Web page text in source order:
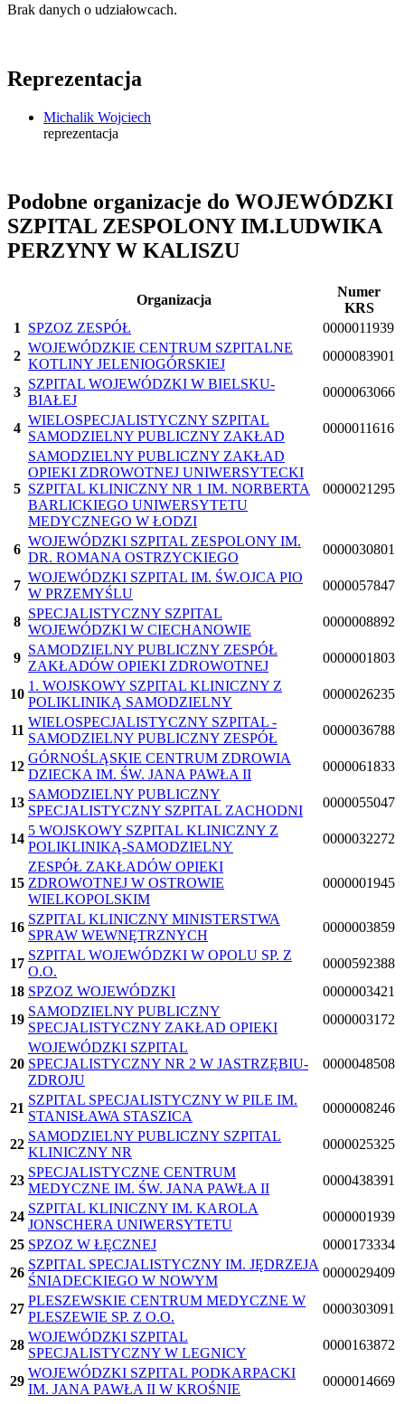
Brak danych o udziałowcach.
Reprezentacja
Michalik Wojciech
reprezentacja
Podobne organizacje do WOJEWÓDZKI
SZPITAL ZESPOLONY IM.LUDWIKA
PERZYNY W KALISZU
Organizacja
Numer
KRS
1
SPZOZ ZESPÓŁ
0000011939
2
WOJEWÓDZKIE CENTRUM SZPITALNE
KOTLINY JELENIOGÓRSKIEJ
0000083901
3
SZPITAL WOJEWÓDZKI W BIELSKU-
BIAŁEJ
0000063066
4
WIELOSPECJALISTYCZNY SZPITAL
SAMODZIELNY PUBLICZNY ZAKŁAD
0000011616
5
SAMODZIELNY PUBLICZNY ZAKŁAD
OPIEKI ZDROWOTNEJ UNIWERSYTECKI
SZPITAL KLINICZNY NR 1 IM. NORBERTA
BARLICKIEGO UNIWERSYTETU
MEDYCZNEGO W ŁODZI
0000021295
6
WOJEWÓDZKI SZPITAL ZESPOLONY IM.
DR. ROMANA OSTRZYCKIEGO
0000030801
7
WOJEWÓDZKI SZPITAL IM. ŚW.OJCA PIO
W PRZEMYŚLU
0000057847
8
SPECJALISTYCZNY SZPITAL
WOJEWÓDZKI W CIECHANOWIE
0000008892
9
SAMODZIELNY PUBLICZNY ZESPÓŁ
ZAKŁADÓW OPIEKI ZDROWOTNEJ
0000001803
10
1. WOJSKOWY SZPITAL KLINICZNY Z
POLIKLINIKĄ SAMODZIELNY
0000026235
11
WIELOSPECJALISTYCZNY SZPITAL -
SAMODZIELNY PUBLICZNY ZESPÓŁ
0000036788
12
GÓRNOŚLĄSKIE CENTRUM ZDROWIA
DZIECKA IM. ŚW. JANA PAWŁA II
0000061833
13
SAMODZIELNY PUBLICZNY
SPECJALISTYCZNY SZPITAL ZACHODNI
0000055047
14
5 WOJSKOWY SZPITAL KLINICZNY Z
POLIKLINIKĄ-SAMODZIELNY
0000032272
15
ZESPÓŁ ZAKŁADÓW OPIEKI
ZDROWOTNEJ W OSTROWIE
WIELKOPOLSKIM
0000001945
16
SZPITAL KLINICZNY MINISTERSTWA
SPRAW WEWNĘTRZNYCH
0000003859
17
SZPITAL WOJEWÓDZKI W OPOLU SP. Z
O.O.
0000592388
18 SPZOZ WOJEWÓDZKI
0000003421
19
SAMODZIELNY PUBLICZNY
SPECJALISTYCZNY ZAKŁAD OPIEKI
0000003172
20
WOJEWÓDZKI SZPITAL
SPECJALISTYCZNY NR 2 W JASTRZĘBIU-
ZDROJU
0000048508
21
SZPITAL SPECJALISTYCZNY W PILE IM.
STANISŁAWA STASZICA
0000008246
22
SAMODZIELNY PUBLICZNY SZPITAL
KLINICZNY NR
0000025325
23
SPECJALISTYCZNE CENTRUM
MEDYCZNE IM. ŚW. JANA PAWŁA II
0000438391
24
SZPITAL KLINICZNY IM. KAROLA
JONSCHERA UNIWERSYTETU
0000001939
25 SPZOZ W ŁĘCZNEJ
0000173334
26
SZPITAL SPECJALISTYCZNY IM. JĘDRZEJA
ŚNIADECKIEGO W NOWYM
0000029409
27
PLESZEWSKIE CENTRUM MEDYCZNE W
PLESZEWIE SP. Z O.O.
0000303091
28
WOJEWÓDZKI SZPITAL
SPECJALISTYCZNY W LEGNICY
0000163872
29
WOJEWÓDZKI SZPITAL PODKARPACKI
IM. JANA PAWŁA II W KROŚNIE
0000014669